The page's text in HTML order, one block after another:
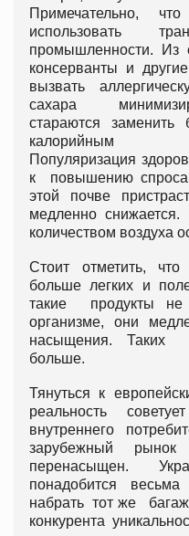
Примечательно,
использовать
промышленности. Из
консерванты и
вызвать
сахара
стараются
калорийным
Популяризация
к повышению
этой почве
медленно
количеством воздуха
Стоит отметить,
больше легких и
такие продукты не
организме, они
насыщения. Таких
больше.
Тянуться к
реальность
внутреннего
зарубежный
перенасыщен.
понадобится
набрать тот же
конкурента